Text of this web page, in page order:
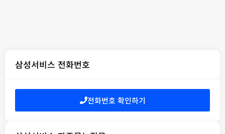
삼성서비스 전화번호
전화번호 확인하기